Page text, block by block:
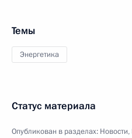
Темы
Энергетика
Статус материала
Опубликован в разделах: Новости,